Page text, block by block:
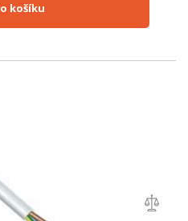
Do košíku